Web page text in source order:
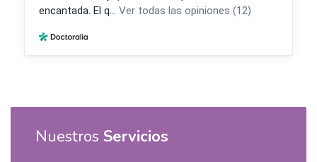
Nuestros Servicios